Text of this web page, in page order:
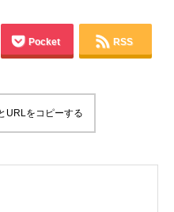
Pocket RSS
URLをコピーする